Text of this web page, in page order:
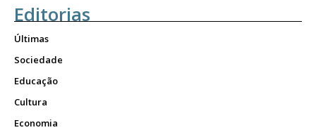
Editorias
Últimas
Sociedade
Educação
Cultura
Economia